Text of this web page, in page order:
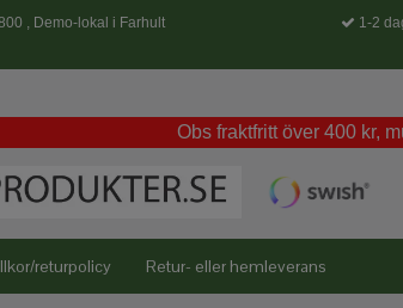
, Demo-lokal i Farhult 1-2
Obs fraktfritt över 400 kr,
returpolicy Retur- eller hemleverans